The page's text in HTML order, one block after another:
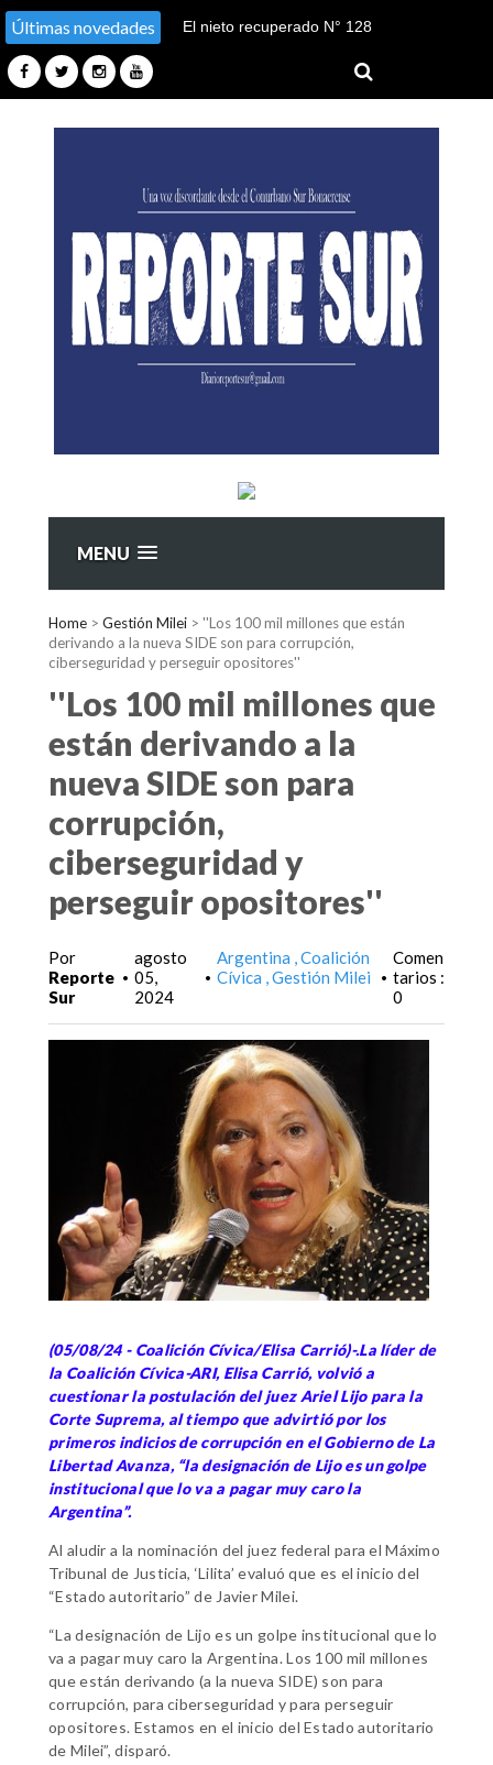
Últimas novedades
El nieto recuperado N° 128
sustracción y sustitución de
identidad en Tucumán
MENU
Home > Gestión Milei > ''Los 100 mil millones que están
derivando a la nueva SIDE son para corrupción,
ciberseguridad y perseguir opositores''
''Los 100 mil millones que
están derivando a la
nueva SIDE son para
corrupción,
ciberseguridad y
perseguir opositores''
Por
Reporte
Sur
•
agosto
05,
2024
•
Argentina Coalición
Cívica Gestión Milei •
Comen
tarios :
0
(05/08/24 - Coalición Cívica/Elisa Carrió)-.La líder de
la Coalición Cívica-ARI, Elisa Carrió, volvió a
cuestionar la postulación del juez Ariel Lijo para la
Corte Suprema, al tiempo que advirtió por los
primeros indicios de corrupción en el Gobierno de La
Libertad Avanza, “la designación de Lijo es un golpe
institucional que lo va a pagar muy caro la
Argentina”.
Al aludir a la nominación del juez federal para el Máximo
Tribunal de Justicia, ‘Lilita’ evaluó que es el inicio del
“Estado autoritario” de Javier Milei.
“La designación de Lijo es un golpe institucional que lo
va a pagar muy caro la Argentina. Los 100 mil millones
que están derivando (a la nueva SIDE) son para
corrupción, para ciberseguridad y para perseguir
opositores. Estamos en el inicio del Estado autoritario
de Milei”, disparó.